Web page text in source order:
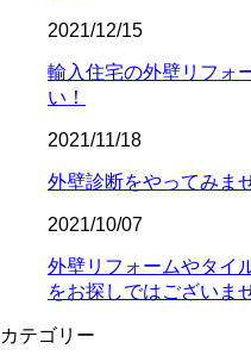
2021/12/15
輸入住宅の外壁リフォ
い！
2021/11/18
外壁診断をやってみま
2021/10/07
外壁リフォームやタイ
をお探しではございま
カテゴリー